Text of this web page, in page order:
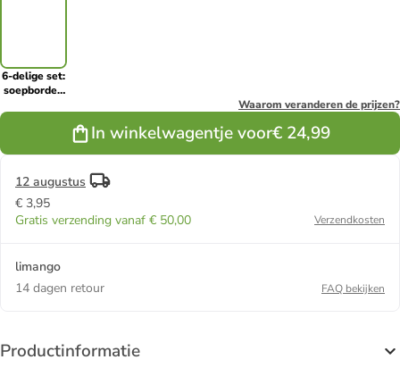
6-delige set:
soepborden
Waarom veranderen de prijzen?
In winkelwagentje voor€ 24,99
12 augustus
€ 3,95
Gratis verzending vanaf € 50,00
Verzendkosten
limango
14 dagen retour
FAQ bekijken
Productinformatie